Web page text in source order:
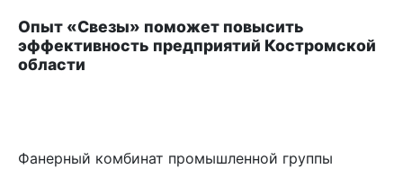
Опыт «Свезы» поможет повысить
эффективность предприятий Костромской
области
Фанерный комбинат промышленной группы